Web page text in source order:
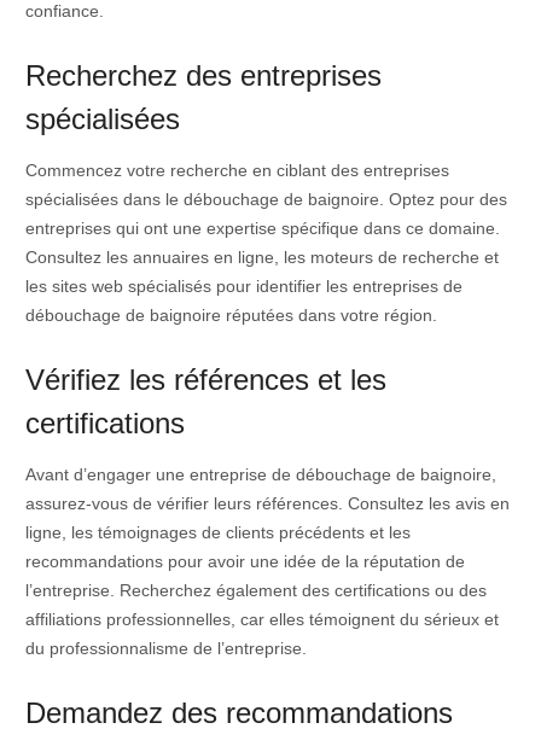
confiance.
Recherchez des entreprises
spécialisées
Commencez votre recherche en ciblant des entreprises
spécialisées dans le débouchage de baignoire. Optez pour des
entreprises qui ont une expertise spécifique dans ce domaine.
Consultez les annuaires en ligne, les moteurs de recherche et
les sites web spécialisés pour identifier les entreprises de
débouchage de baignoire réputées dans votre région.
Vérifiez les références et les
certifications
Avant d’engager une entreprise de débouchage de baignoire,
assurez-vous de vérifier leurs références. Consultez les avis en
ligne, les témoignages de clients précédents et les
recommandations pour avoir une idée de la réputation de
l’entreprise. Recherchez également des certifications ou des
affiliations professionnelles, car elles témoignent du sérieux et
du professionnalisme de l’entreprise.
Demandez des recommandations